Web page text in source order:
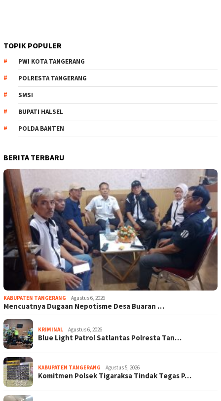
TOPIK POPULER
PWI KOTA TANGERANG
POLRESTA TANGERANG
SMSI
BUPATI HALSEL
POLDA BANTEN
BERITA TERBARU
KABUPATEN TANGERANG Agustus 6, 2026
Mencuatnya Dugaan Nepotisme Desa Buaran …
KRIMINAL Agustus 6, 2026
Blue Light Patrol Satlantas Polresta Tan…
KABUPATEN TANGERANG Agustus 5, 2026
Komitmen Polsek Tigaraksa Tindak Tegas P…